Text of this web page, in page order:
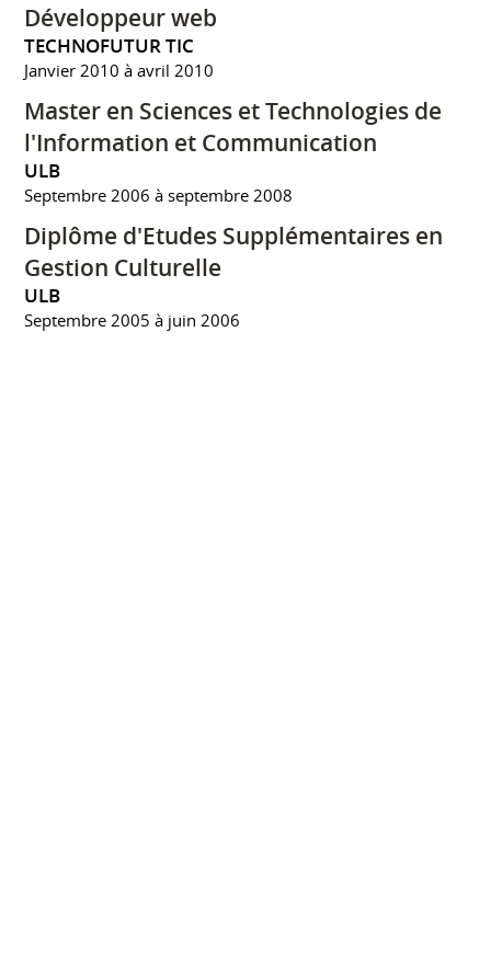
Développeur web
TECHNOFUTUR TIC
Janvier 2010 à avril 2010
Master en Sciences et Technologies de
l'Information et Communication
ULB
Septembre 2006 à septembre 2008
Diplôme d'Etudes Supplémentaires en
Gestion Culturelle
ULB
Septembre 2005 à juin 2006